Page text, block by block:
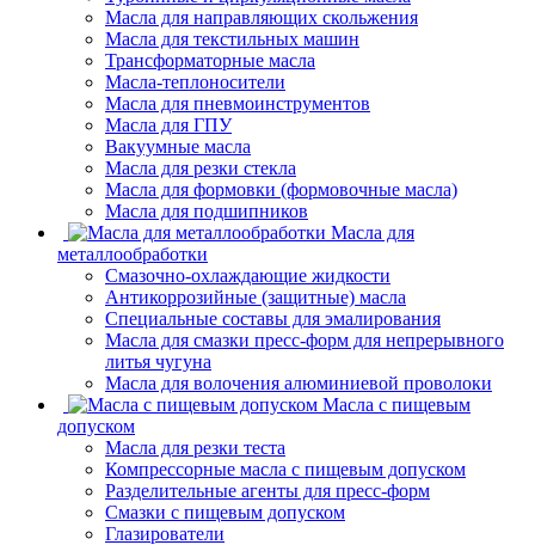
Масла для направляющих скольжения
Масла для текстильных машин
Трансформаторные масла
Масла-теплоносители
Масла для пневмоинструментов
Масла для ГПУ
Вакуумные масла
Масла для резки стекла
Масла для формовки (формовочные масла)
Масла для подшипников
Масла для
металлообработки
Смазочно-охлаждающие жидкости
Антикоррозийные (защитные) масла
Специальные составы для эмалирования
Масла для смазки пресс-форм для непрерывного
литья чугуна
Масла для волочения алюминиевой проволоки
Масла с пищевым
допуском
Масла для резки теста
Компрессорные масла с пищевым допуском
Разделительные агенты для пресс-форм
Смазки с пищевым допуском
Глазирователи